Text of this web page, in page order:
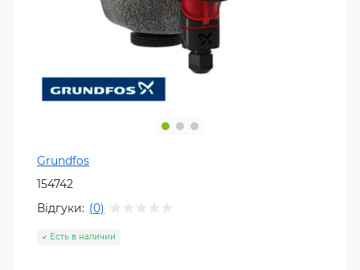
Grundfos
154742
Відгуки: (0)
Есть в наличии